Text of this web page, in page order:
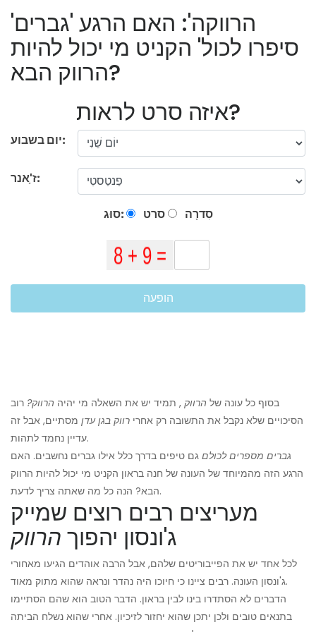
'הרווקה': האם הרגע 'גברים
סיפרו לכול' הקניט מי יכול להיות
הרווק הבא?
איזה סרט לראות?
יום בשבוע:
ז'ָאנר:
סוּג: סרט סִדרָה
הופעה
בסוף כל עונה של הרווק , תמיד יש את השאלה מי יהיה הרווק? רוב
הסיכויים שלא נקבל את התשובה רק אחרי רווק בגן עדן מסתיים, אבל זה
עדיין נחמד לתהות.
גברים מספרים לכולם גם טיפים בדרך כלל אילו גברים נחשבים. האם
הרגע הזה מהמיוחד של העונה של חנה בראון הקניט מי יכול להיות הרווק
הבא? הנה כל מה שאתה צריך לדעת.
מעריצים רבים רוצים שמייק
ג'ונסון יהפוך הרווק
לכל אחד יש את הפייבוריטים שלהם, אבל הרבה אוהדים הגיעו מאחורי
ג'ונסון העונה. רבים ציינו כי חיוכו היה נהדר ונראה שהוא מתוק מאוד.
הדברים לא הסתדרו בינו לבין בראון. הדבר הטוב הוא שהם הסתיימו
בתנאים טובים ולכן יתכן שהוא יחזור לזיכיון. אחרי שהוא נשלח הביתה